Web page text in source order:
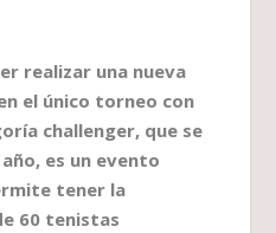
realizar una nueva
el único torneo con
challenger, que se
es un evento
tener la
60 tenistas